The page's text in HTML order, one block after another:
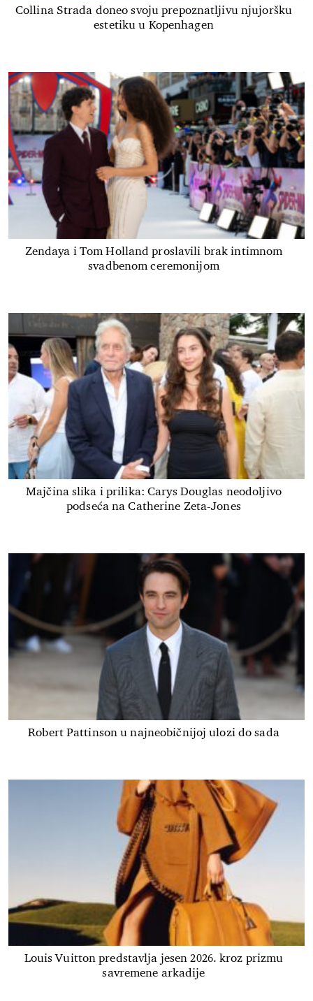
Collina Strada doneo svoju prepoznatljivu njujoršku
estetiku u Kopenhagen
Zendaya i Tom Holland proslavili brak intimnom
svadbenom ceremonijom
Majčina slika i prilika: Carys Douglas neodoljivo
podseća na Catherine Zeta-Jones
Robert Pattinson u najneobičnijoj ulozi do sada
Louis Vuitton predstavlja jesen 2026. kroz prizmu
savremene arkadije